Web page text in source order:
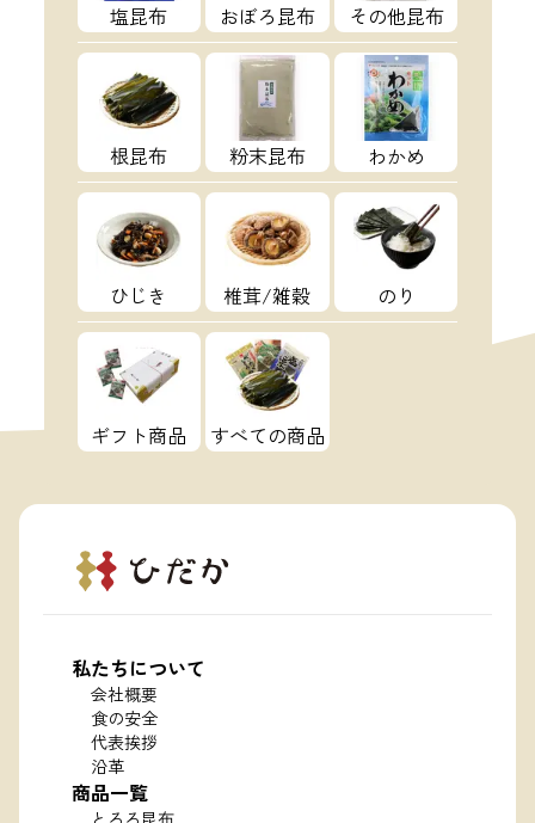
塩昆布 おぼろ昆布 その他昆布
根昆布 粉末昆布 わかめ
ひじき 椎茸/雑穀 のり
ギフト商品 すべての商品
私たちについて
会社概要
食の安全
代表挨拶
沿革
商品一覧